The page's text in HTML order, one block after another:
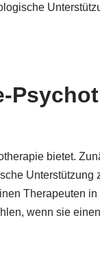
bietet.
Unterstützung
Therapeuten
wenn sie